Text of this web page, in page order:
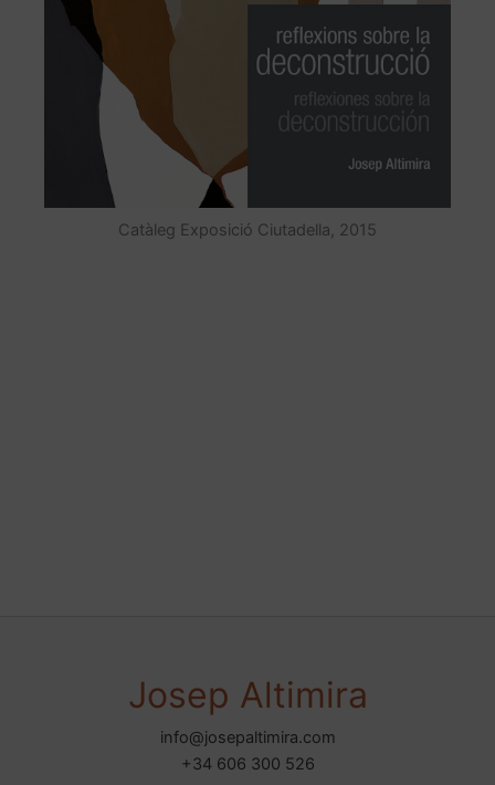
Catàleg Exposició Ciutadella, 2015
Josep Altimira
info@josepaltimira.com
+34 606 300 526